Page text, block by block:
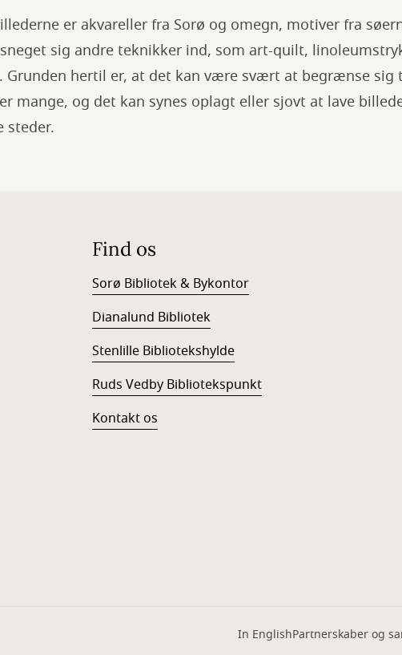
er akvareller fra Sorø og omegn, motiver fra
sig andre teknikker ind, som art-quilt,
Grunden hertil er, at det kan være svært at begrænse sig
mange, og det kan synes oplagt eller sjovt at lave
steder.
Find os
Sorø Bibliotek & Bykontor
Dianalund Bibliotek
Stenlille Bibliotekshylde
Ruds Vedby Bibliotekspunkt
Kontakt os
In EnglishPartnerskaber og